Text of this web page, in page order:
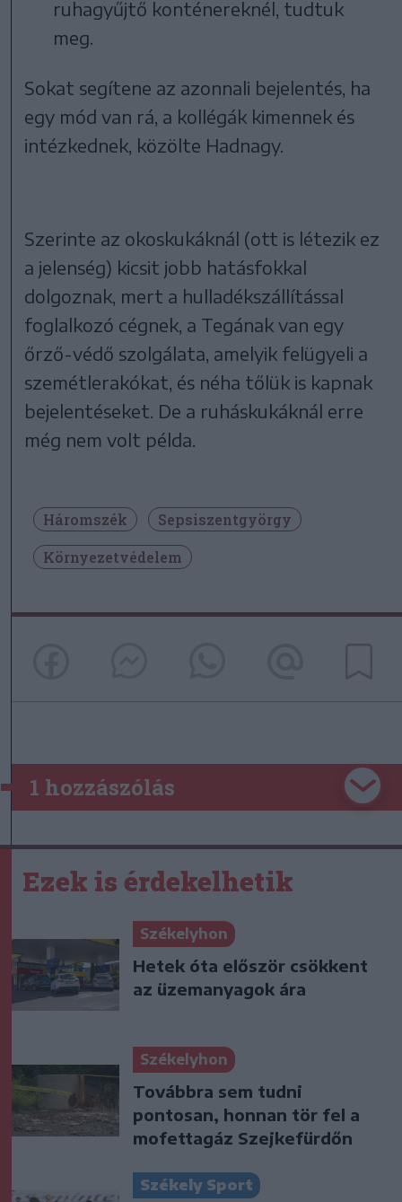
ruhagyűjtő konténereknél, tudtuk
meg.
Sokat segítene az azonnali bejelentés, ha
egy mód van rá, a kollégák kimennek és
intézkednek, közölte Hadnagy.
Szerinte az okoskukáknál (ott is létezik ez
a jelenség) kicsit jobb hatásfokkal
dolgoznak, mert a hulladékszállítással
foglalkozó cégnek, a Tegának van egy
őrző-védő szolgálata, amelyik felügyeli a
szemétlerakókat, és néha tőlük is kapnak
bejelentéseket. De a ruháskukáknál erre
még nem volt példa.
Háromszék
Sepsiszentgyörgy
Környezetvédelem
1 hozzászólás
Ezek is érdekelhetik
Székelyhon
Hetek óta először csökkent
az üzemanyagok ára
Székelyhon
Továbbra sem tudni
pontosan, honnan tör fel a
mofettagáz Szejkefürdőn
Székely Sport